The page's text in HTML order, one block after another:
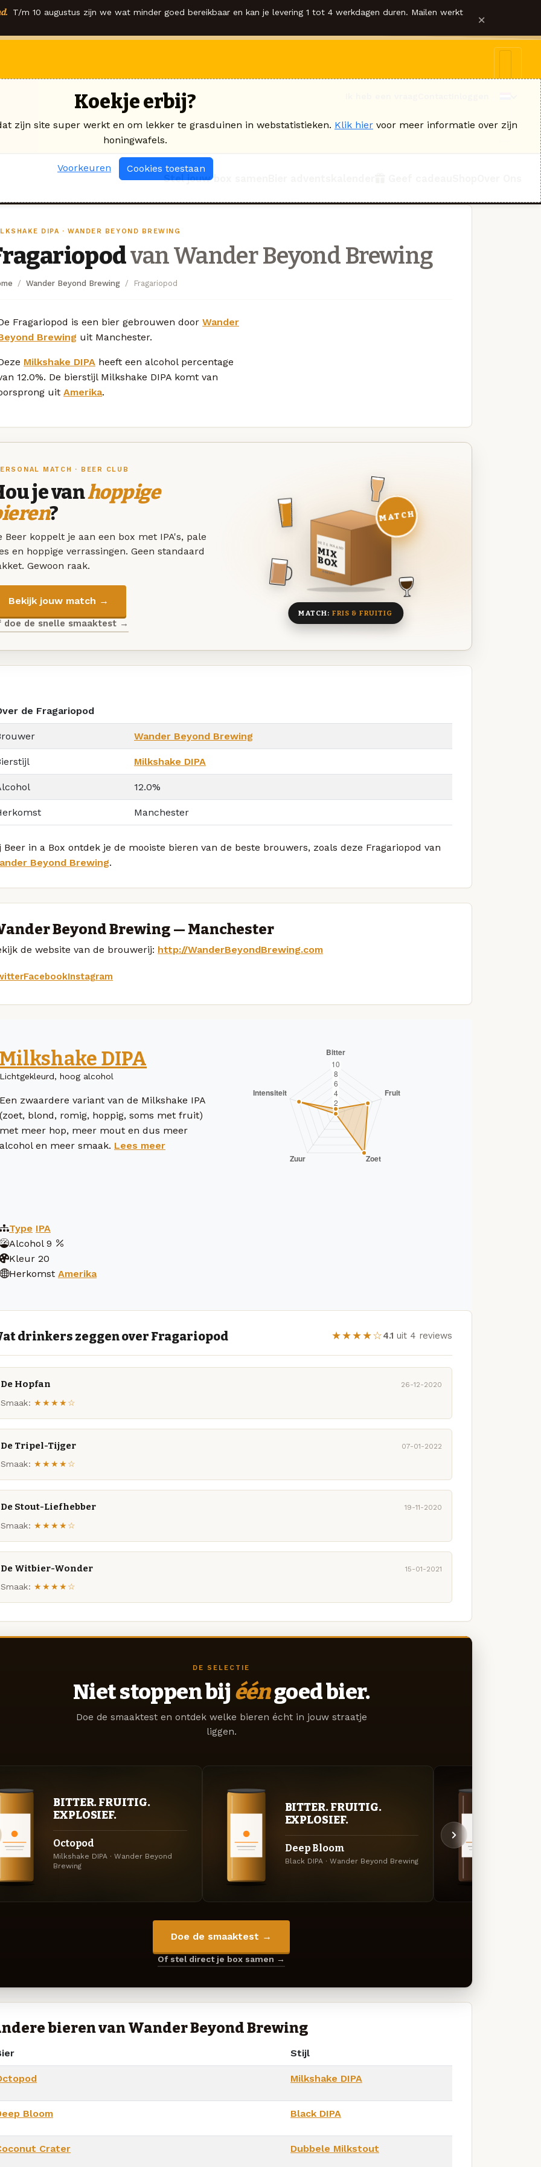
T/m 10 augustus zijn we wat minder goed bereikbaar en kan je levering 1 tot 4 werkdagen duren. Mailen werkt ×
Stel jouw box samen
DIPA · WANDER BEYOND BREWING
van Wander Beyond Brewing
Wander Beyond Brewing Fragariopod
Fragariopod is een bier gebrouwen door Wander
Brewing uit Manchester.
Milkshake DIPA heeft een alcohol percentage
12.0%. De bierstijl Milkshake DIPA komt van
uit Amerika.
MATCH · BEER CLUB
je vanhoppige
?
Beer koppelt je aan een box met IPA's, pale
en hoppige verrassingen. Geen standaard
Gewoon raak.
Bekijk jouw match →
doe de snelle smaaktest →
DEZE MAAND
MIX
BOX
8 BIEREN
MATCH
MATCH: FRIS & FRUITIG
de Fragariopod
Wander Beyond Brewing
Milkshake DIPA
12.0%
Manchester
Beer in a Box ontdek je de mooiste bieren van de beste brouwers, zoals deze Fragariopod van
Beyond Brewing.
Beyond Brewing — Manchester
de website van de brouwerij: http://WanderBeyondBrewing.com
FacebookInstagram
Milkshake DIPA
Lichtgekleurd, hoog alcohol
Een zwaardere variant van de Milkshake IPA
(zoet, blond, romig, hoppig, soms met fruit)
met meer hop, meer mout en dus meer
alcohol en meer smaak. Lees meer
Type IPA
Alcohol 9
Kleur 20
Herkomst Amerika
drinkers zeggen over Fragariopod ★★★★☆4.1 uit 4 reviews
De Hopfan 26-12-2020
Smaak: ★★★★☆
De Tripel-Tijger 07-01-2022
Smaak: ★★★★☆
De Stout-Liefhebber 19-11-2020
Smaak: ★★★★☆
De Witbier-Wonder 15-01-2021
Smaak: ★★★★☆
DE SELECTIE
Niet stoppen bij ééngoed bier.
Doe de smaaktest en ontdek welke bieren écht in jouw straatje
liggen.
BITTER. FRUITIG.
EXPLOSIEF.
Octopod
Milkshake DIPA · Wander Beyond
Brewing
BITTER. FRUITIG.
EXPLOSIEF.
Deep Bloom
Black DIPA · Wander Beyond Brewing
Doe de smaaktest →
Of stel direct je box samen →
bieren van Wander Beyond Brewing
Stijl
Milkshake DIPA
Bloom Black DIPA
Crater Dubbele Milkstout
Koekje erbij?
zijn site super werkt en om lekker te grasduinen in webstatistieken. Klik hier voor meer informatie over zijn
honingwafels.
Voorkeuren Cookies toestaan